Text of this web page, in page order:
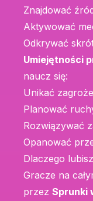
Znajdować
Aktywować
Odkrywać
Umiejętności
naucz się:
Unikać
Planować
Rozwiązywać
Opanować
Dlaczego
Gracze na
przez Sprunki